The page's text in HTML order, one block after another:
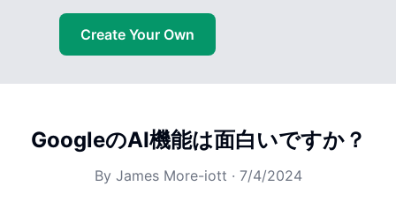
Create Your Own
GoogleのAI機能は面白いですか？
By James More-iott · 7/4/2024